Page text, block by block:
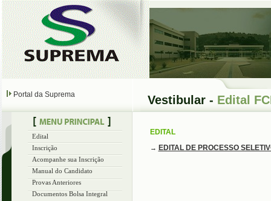
Portal da Suprema
Edital
Inscrição
Acompanhe sua Inscrição
Manual do Candidato
Provas Anteriores
Documentos Bolsa Integral
Vestibular - Edital
EDITAL
→ EDITAL DE PROCESSO